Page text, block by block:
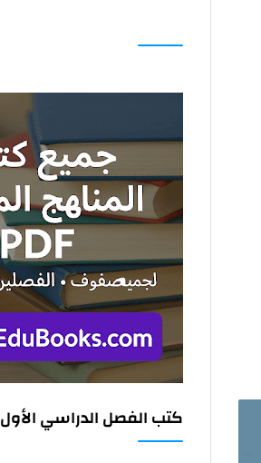
كتب الفصل الدراسي الأول